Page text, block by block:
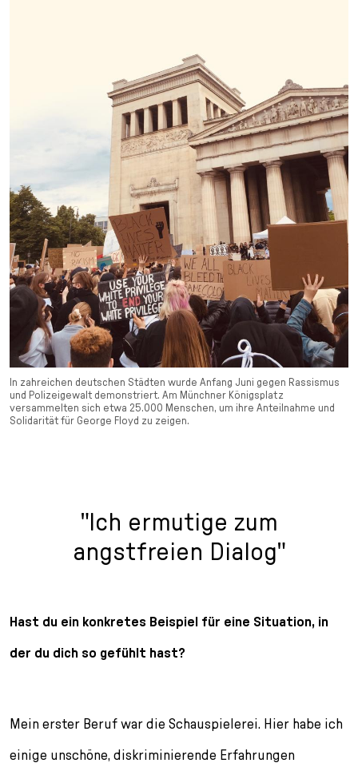
In zahreichen deutschen Städten wurde Anfang Juni gegen Rassismus
und Polizeigewalt demonstriert. Am Münchner Königsplatz
versammelten sich etwa 25.000 Menschen, um ihre Anteilnahme und
Solidarität für George Floyd zu zeigen.
"Ich ermutige zum
angstfreien Dialog"
Hast du ein konkretes Beispiel für eine Situation, in
der du dich so gefühlt hast?
Mein erster Beruf war die Schauspielerei. Hier habe ich
einige unschöne, diskriminierende Erfahrungen